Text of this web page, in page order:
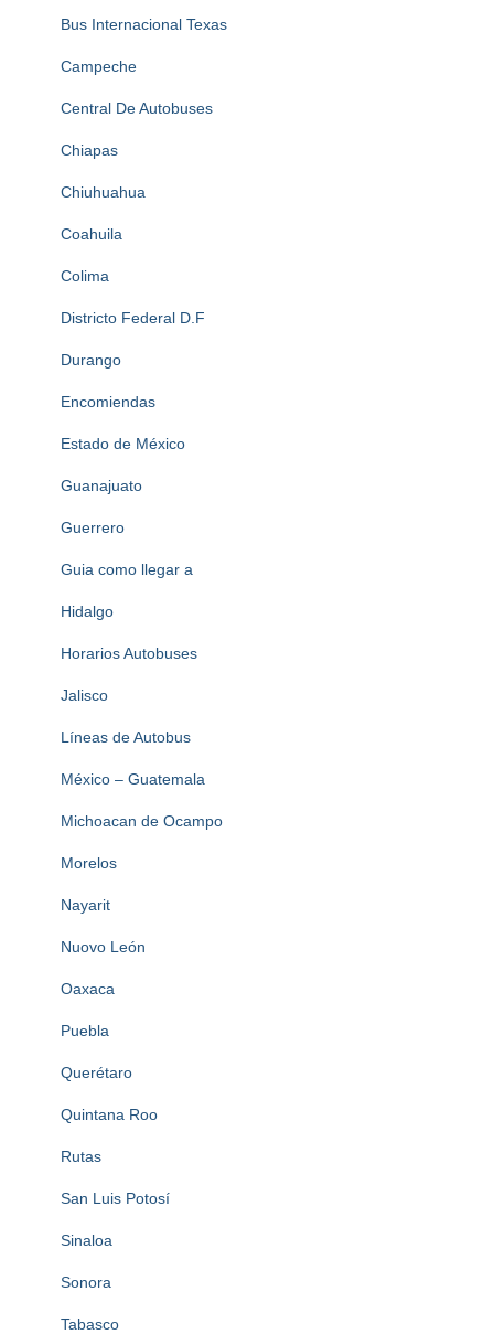
Bus Internacional Texas
Campeche
Central De Autobuses
Chiapas
Chiuhuahua
Coahuila
Colima
Districto Federal D.F
Durango
Encomiendas
Estado de México
Guanajuato
Guerrero
Guia como llegar a
Hidalgo
Horarios Autobuses
Jalisco
Líneas de Autobus
México – Guatemala
Michoacan de Ocampo
Morelos
Nayarit
Nuovo León
Oaxaca
Puebla
Querétaro
Quintana Roo
Rutas
San Luis Potosí
Sinaloa
Sonora
Tabasco